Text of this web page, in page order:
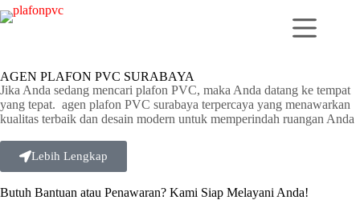
AGEN PLAFON PVC SURABAYA
Jika Anda sedang mencari plafon PVC, maka Anda datang ke tempat
yang tepat. agen plafon PVC surabaya terpercaya yang menawarkan
kualitas terbaik dan desain modern untuk memperindah ruangan Anda
Lebih Lengkap
Butuh Bantuan atau Penawaran? Kami Siap Melayani Anda!